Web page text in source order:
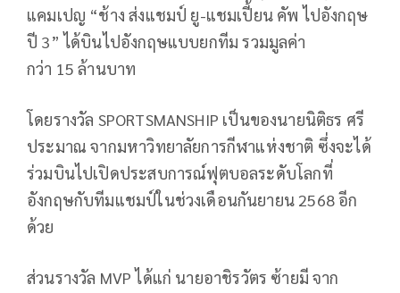
แคมเปญ “ช้าง ส่งแชมป์ ยู-แชมเปี้ยน คัพ ไปอังกฤษ
ปี 3” ได้บินไปอังกฤษแบบยกทีม รวมมูลค่า
กว่า 15ล้านบาท
โดยรางวัล SPORTSMANSHIP เป็นของนายนิติธร ศรี
ประมาณ จากมหาวิทยาลัยการกีฬาแห่งชาติ ซึ่งจะได้
ร่วมบินไปเปิดประสบการณ์ฟุตบอลระดับโลกที่
อังกฤษกับทีมแชมป์ในช่วงเดือนกันยายน 2568อีก
ด้วย
ส่วนรางวัล MVPได้แก่ นายอาชิรวัตร ซ้ายมี จาก